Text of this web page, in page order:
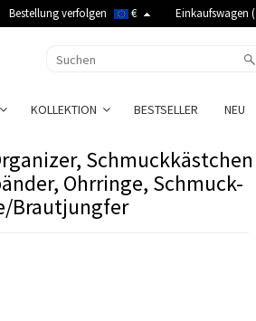
Bestellung verfolgen € Einkaufswagen (
KOLLEKTION BESTSELLER NEU
Schmuckkästchen
Ohrringe, Schmuck-
Brautjungfer